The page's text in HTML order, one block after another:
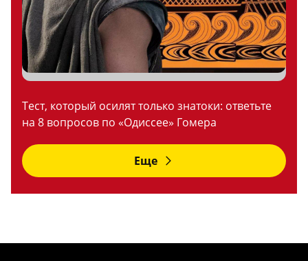
Тест, который осилят только знатоки: ответьте
на 8 вопросов по «Одиссее» Гомера
Еще